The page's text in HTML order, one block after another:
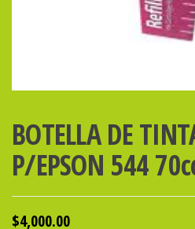
BOTELLA DE
P/EPSON 544
$4,000.00